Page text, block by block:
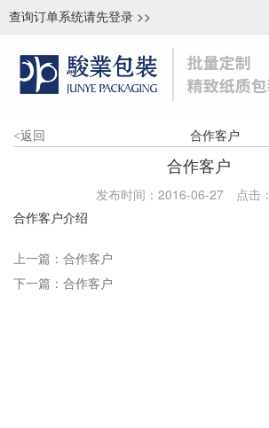
查询订单系统请先登录 >>
<返回 合作客户
合作客户
发布时间：2016-06-27 点击：
合作客户介绍
上一篇： 合作客户
下一篇： 合作客户